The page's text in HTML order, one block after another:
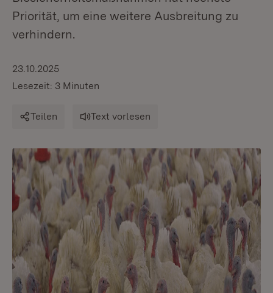
Priorität, um eine weitere Ausbreitung zu
verhindern.
23.10.2025
Lesezeit: 3 Minuten
Teilen Text vorlesen